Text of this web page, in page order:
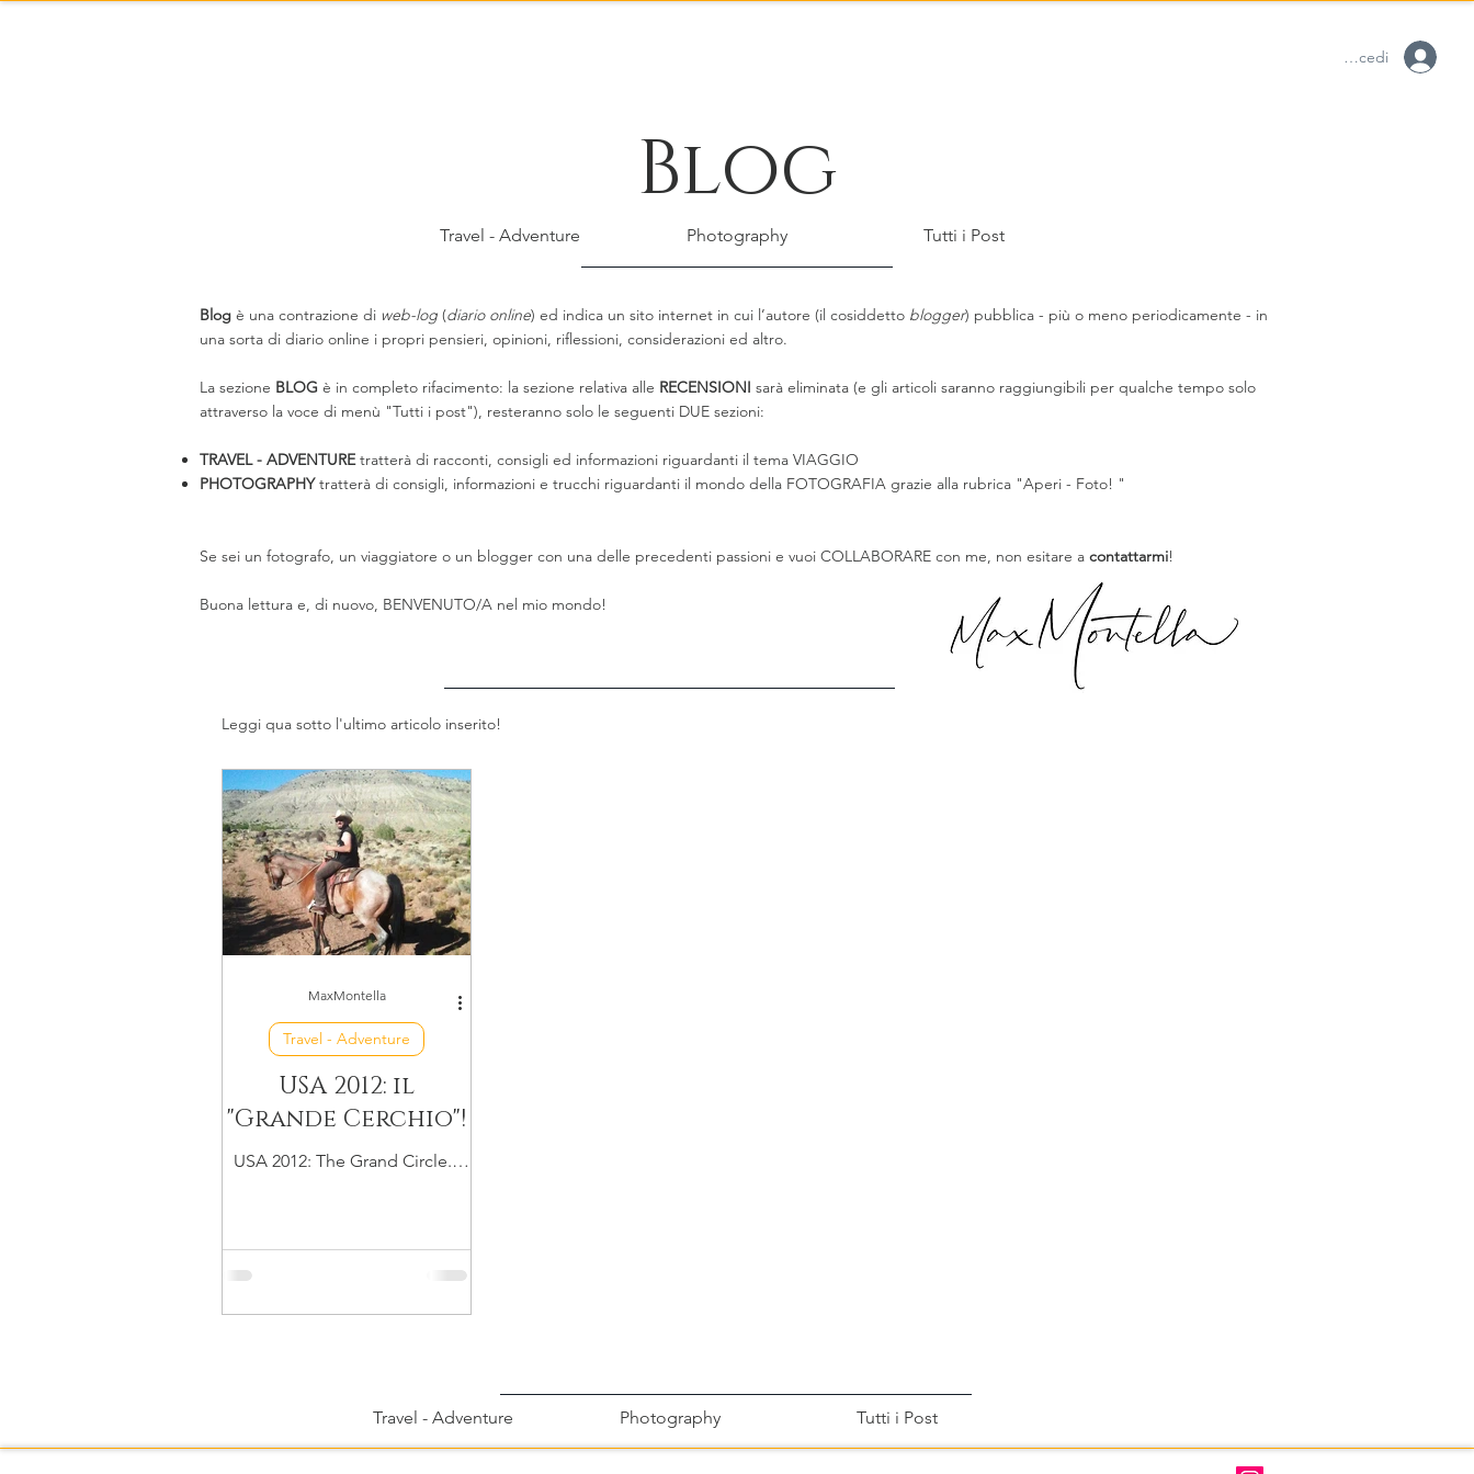
Accedi
Blog
Travel - Adventure Photography Tutti i Post
Blog è una contrazione di web-log (diario online) ed indica un sito internet in cui l’autore (il cosiddetto blogger) pubblica - più o meno periodicamente - in
una sorta di diario online i propri pensieri, opinioni, riflessioni, considerazioni ed altro.
La sezione BLOG è in completo rifacimento: la sezione relativa alle RECENSIONI sarà eliminata (e gli articoli saranno raggiungibili per qualche tempo solo
attraverso la voce di menù "Tutti i post"), resteranno solo le seguenti DUE sezioni:
TRAVEL - ADVENTURE tratterà di racconti, consigli ed informazioni riguardanti il tema VIAGGIO
PHOTOGRAPHYtratterà di consigli, informazioni e trucchi riguardanti il mondo della FOTOGRAFIA grazie alla rubrica "Aperi - Foto! "
Se sei un fotografo, un viaggiatore o un blogger con una delle precedenti passioni e vuoi COLLABORARE con me, non esitare a contattarmi!
Buona lettura e, di nuovo, BENVENUTO/A nel mio mondo!
Leggi qua sotto l'ultimo articolo inserito!
USA 2012: il
"Grande Cerchio"!
USA 2012: The Grand Circle...
Travel - Adventure
MaxMontella
Travel - Adventure Photography Tutti i Post